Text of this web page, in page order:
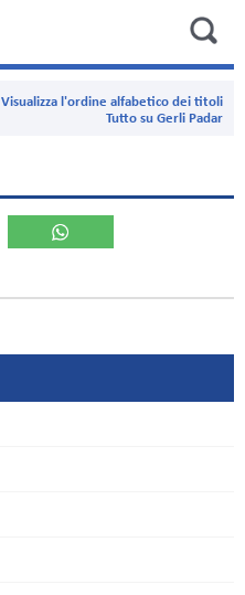
Visualizza l'ordine alfabetico dei titoli
Tutto su Gerli Padar